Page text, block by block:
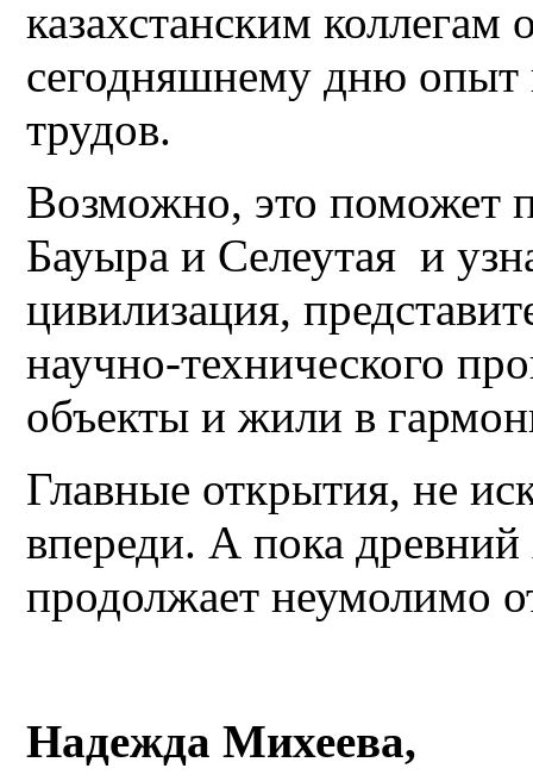
казахстанским
сегодняшнему дню опыт
трудов.
Возможно, это поможет
Бауыра и Селеутая и
цивилизация,
научно-технического
объекты и жили в
Главные открытия, не
впереди. А пока
продолжает неумолимо
Надежда Михеева,